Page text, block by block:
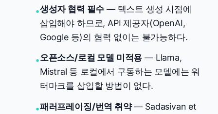
•생성자 협력 필수 — 텍스트 생성 시점에
삽입해야 하므로, API 제공자(OpenAI,
Google 등)의 협력 없이는 불가능하다.
•오픈소스/로컬 모델 미적용 — Llama,
Mistral 등 로컬에서 구동하는 모델에는 워
터마크를 삽입할 방법이 없다.
•패러프레이징/번역 취약— Sadasivan et